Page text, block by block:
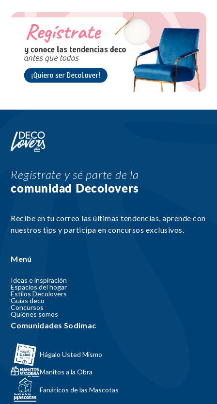
Regístrate y sé parte de la
comunidad Decolovers
Recibe en tu correo las últimas tendencias, aprende con
nuestros tips y participa en concursos exclusivos.
Menú
Ideas e inspiración
Espacios del hogar
Estilos Decolovers
Guías deco
Concursos
Quiénes somos
Comunidades Sodimac
Hágalo Usted Mismo
Manitos a la Obra
Fanáticos de las Mascotas